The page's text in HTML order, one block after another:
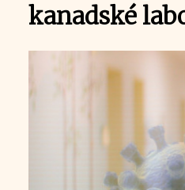
kanadské